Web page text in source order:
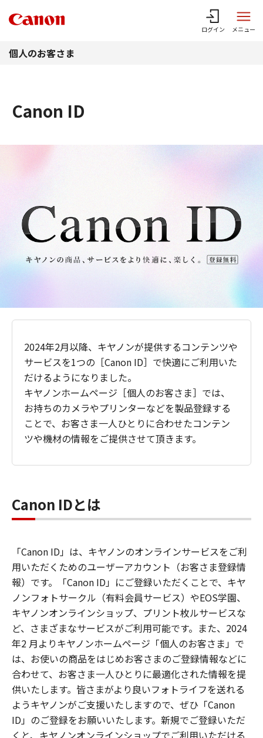
ログイン メニュー
個人のお客さま
Canon ID
2024年2月以降、キヤノンが提供するコンテンツや
サービスを1つの［Canon ID］で快適にご利用いた
だけるようになりました。
キヤノンホームページ［個人のお客さま］では、
お持ちのカメラやプリンターなどを製品登録する
ことで、お客さま一人ひとりに合わせたコンテン
ツや機材の情報をご提供させて頂きます。
Canon IDとは
「Canon ID」は、キヤノンのオンラインサービスをご利
用いただくためのユーザーアカウント（お客さま登録情
報）です。「Canon ID」にご登録いただくことで、キヤ
ノンフォトサークル（有料会員サービス）やEOS学園、
キヤノンオンラインショップ、プリント枚ルサービスな
ど、さまざまなサービスがご利用可能です。また、2024
年2 月よりキヤノンホームページ「個人のお客さま」で
は、お使いの商品をはじめお客さまのご登録情報などに
合わせて、お客さま一人ひとりに最適化された情報を提
供いたします。皆さまがより良いフォトライフを送れる
ようキヤノンがご支援いたしますので、ぜひ「Canon
ID」のご登録をお願いいたします。新規でご登録いただ
くと、キヤノンオンラインショップでご利用いただける